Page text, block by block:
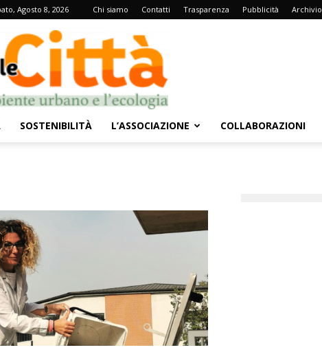
Agosto 8, 2026 Chi siamo Contatti Trasparenza Pubblicità Archivio
dalle
Città
SOSTENIBILITÀ L’ASSOCIAZIONE COLLABORAZIONI